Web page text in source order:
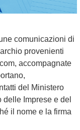
comunicazioni di
provenienti
accompagnate
del Ministero
Imprese e del
il nome e la firma